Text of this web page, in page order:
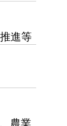
進等
農業